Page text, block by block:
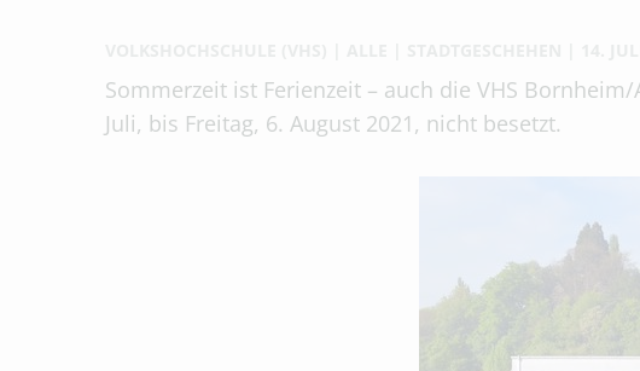
Sommerzeit ist Ferienzeit – auch die VHS
Juli, bis Freitag, 6. August 2021, nicht besetzt.